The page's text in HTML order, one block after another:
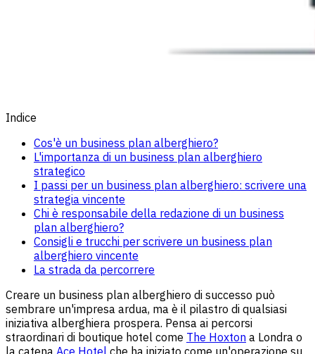
Indice
Cos'è un business plan alberghiero?
L'importanza di un business plan alberghiero
strategico
I passi per un business plan alberghiero: scrivere una
strategia vincente
Chi è responsabile della redazione di un business
plan alberghiero?
Consigli e trucchi per scrivere un business plan
alberghiero vincente
La strada da percorrere
Creare un business plan alberghiero di successo può
sembrare un'impresa ardua, ma è il pilastro di qualsiasi
iniziativa alberghiera prospera. Pensa ai percorsi
straordinari di boutique hotel come The Hoxton a Londra o
la catena Ace Hotel che ha iniziato come un'operazione su